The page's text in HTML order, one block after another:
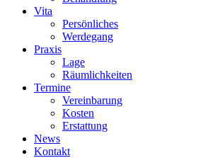
Vita
Persönliches
Werdegang
Praxis
Lage
Räumlichkeiten
Termine
Vereinbarung
Kosten
Erstattung
News
Kontakt